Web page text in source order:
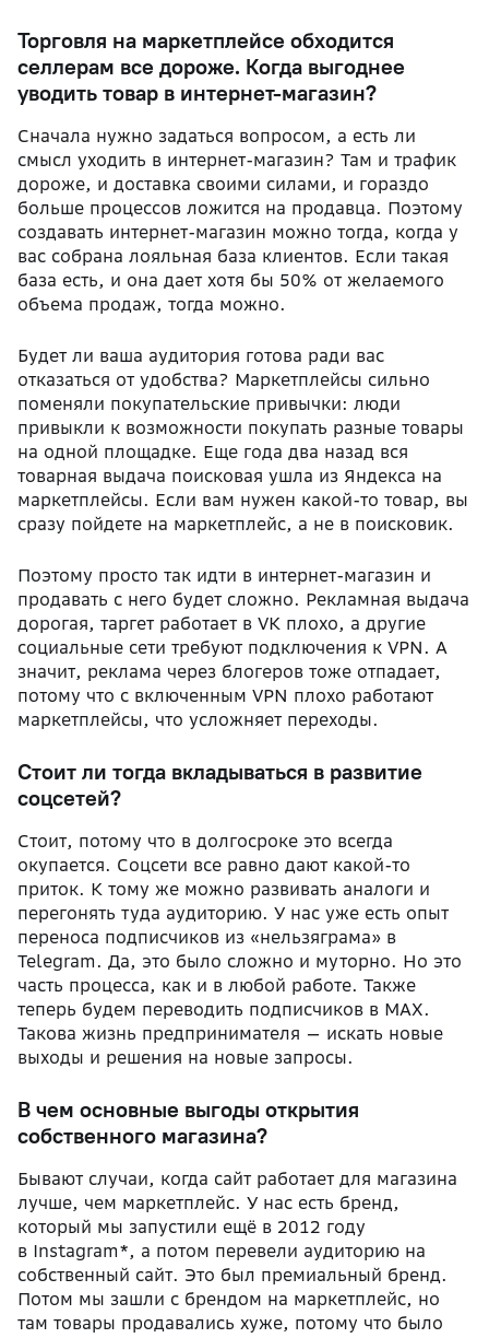
Торговля на маркетплейсе обходится
селлерам все дороже. Когда выгоднее
уводить товар в интернет-магазин?
Сначала нужно задаться вопросом, а есть ли
смысл уходить в интернет-магазин? Там и трафик
дороже, и доставка своими силами, и гораздо
больше процессов ложится на продавца. Поэтому
создавать интернет-магазин можно тогда, когда у
вас собрана лояльная база клиентов. Если такая
база есть, и она дает хотя бы 50% от желаемого
объема продаж, тогда можно.
Будет ли ваша аудитория готова ради вас
отказаться от удобства? Маркетплейсы сильно
поменяли покупательские привычки: люди
привыкли к возможности покупать разные товары
на одной площадке. Еще года два назад вся
товарная выдача поисковая ушла из Яндекса на
маркетплейсы. Если вам нужен какой-то товар, вы
сразу пойдете на маркетплейс, а не в поисковик.
Поэтому просто так идти в интернет-магазин и
продавать с него будет сложно. Рекламная выдача
дорогая, таргет работает в VK плохо, а другие
социальные сети требуют подключения к VPN. А
значит, реклама через блогеров тоже отпадает,
потому что с включенным VPN плохо работают
маркетплейсы, что усложняет переходы.
Стоит ли тогда вкладываться в развитие
соцсетей?
Стоит, потому что в долгосроке это всегда
окупается. Соцсети все равно дают какой-то
приток. К тому же можно развивать аналоги и
перегонять туда аудиторию. У нас уже есть опыт
переноса подписчиков из «нельзяграма» в
Telegram. Да, это было сложно и муторно. Но это
часть процесса, как и в любой работе. Также
теперь будем переводить подписчиков в MAX.
Такова жизнь предпринимателя — искать новые
выходы и решения на новые запросы.
В чем основные выгоды открытия
собственного магазина?
Бывают случаи, когда сайт работает для магазина
лучше, чем маркетплейс. У нас есть бренд,
который мы запустили ещё в 2012 году
в Instagram*, а потом перевели аудиторию на
собственный сайт. Это был премиальный бренд.
Потом мы зашли с брендом на маркетплейс, но
там товары продавались хуже, потому что было